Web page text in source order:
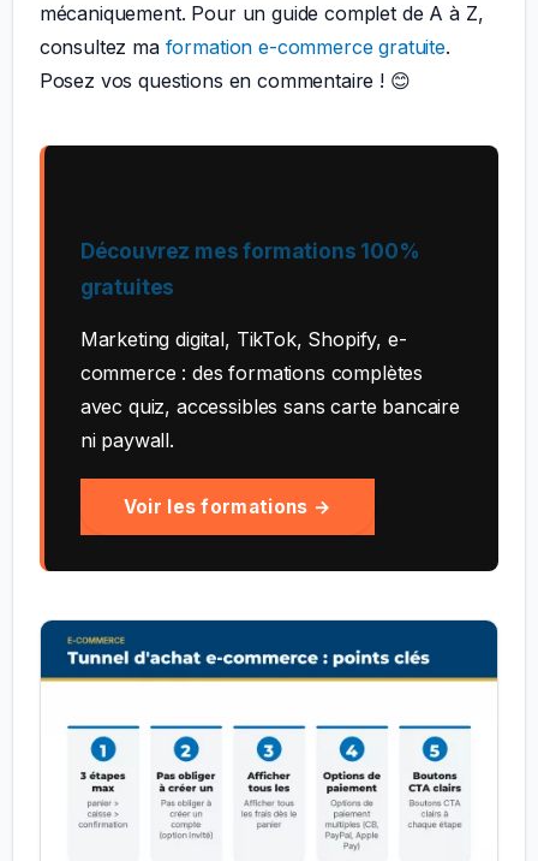
mécaniquement. Pour un guide complet de A à Z,
consultez ma formation e-commerce gratuite.
Posez vos questions en commentaire ! 😊
Découvrez mes formations 100%
gratuites
Marketing digital, TikTok, Shopify, e-
commerce : des formations complètes
avec quiz, accessibles sans carte bancaire
ni paywall.
Voir les formations →